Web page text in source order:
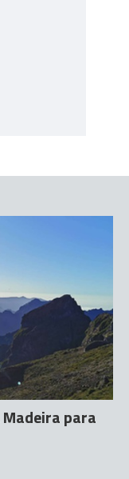
para